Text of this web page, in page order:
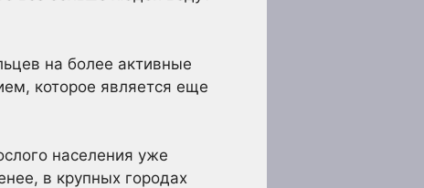
на более активные
которое является еще
населения уже
в крупных городах